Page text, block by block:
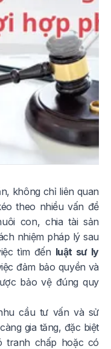
không chỉ liên quan
theo nhiều vấn đề
con, chia tài sản
nhiệm pháp lý sau
tìm đến luật sư ly
đảm bảo quyền và
bảo vệ đúng quy
cầu tư vấn và sử
gia tăng, đặc biệt
tranh chấp hoặc có